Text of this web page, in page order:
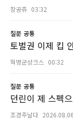
장공쥬 03:32
질문 공통
토벌권 이제 킵
혁명군샹크스 00:32
질문 공통
던린이 제 스펙
조경주날다 2026.08.06